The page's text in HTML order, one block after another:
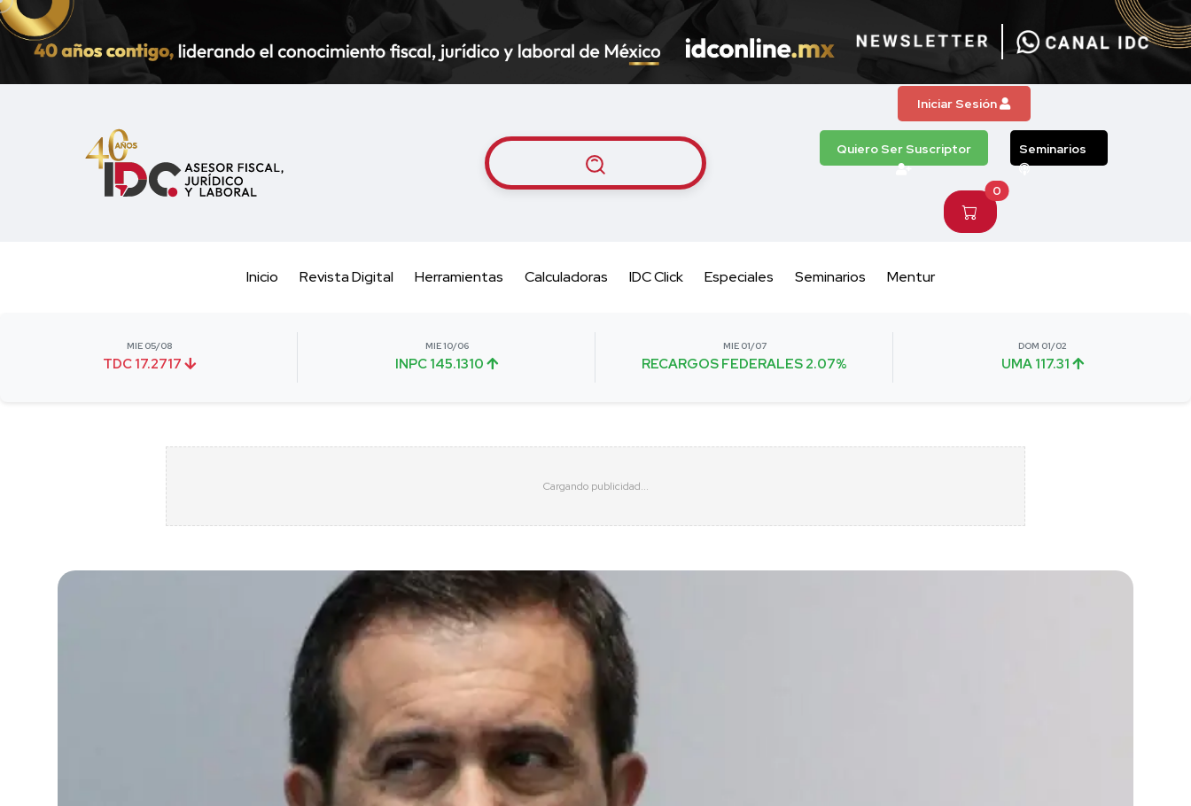
Iniciar Sesión
Quiero Ser Suscriptor Seminarios
0
Inicio Revista Digital Herramientas Calculadoras IDC Click Especiales Seminarios Mentur
MIE 05/08
TDC 17.2717
MIE 10/06
INPC 145.1310
MIE 01/07
RECARGOS FEDERALES 2.07%
DOM 01/02
UMA 117.31